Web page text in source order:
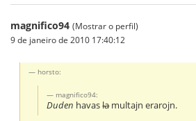
magnifico94 (Mostrar o perfil)
9 de janeiro de 2010 17:40:12
horsto:
magnifico94:
Duden havaslamultajn erarojn.